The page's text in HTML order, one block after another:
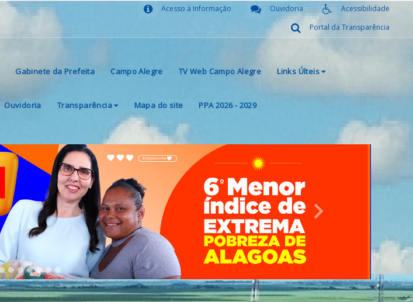
Acessibilidade
Ouvidoria
Acesso à Informação
Portal da Transparência
Gabinete da Prefeita Campo Alegre TV Web Campo Alegre Links Últeis
Ouvidoria Transparência Mapa do site PPA 2026 - 2029
Next